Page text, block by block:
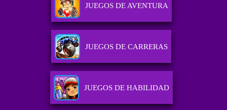
JUEGOS DE AVENTURA
JUEGOS DE CARRERAS
JUEGOS DE HABILIDAD